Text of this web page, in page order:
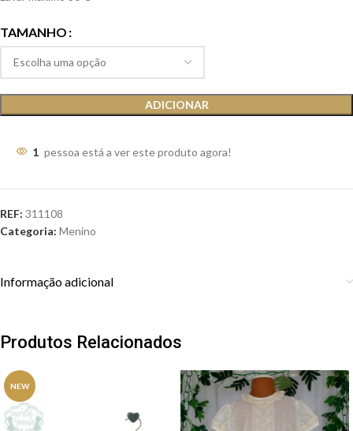
TAMANHO
ADICIONAR
1 pessoa está a ver este produto agora!
REF: 311108
Categoria: Menino
Informação adicional
Produtos Relacionados
NEW